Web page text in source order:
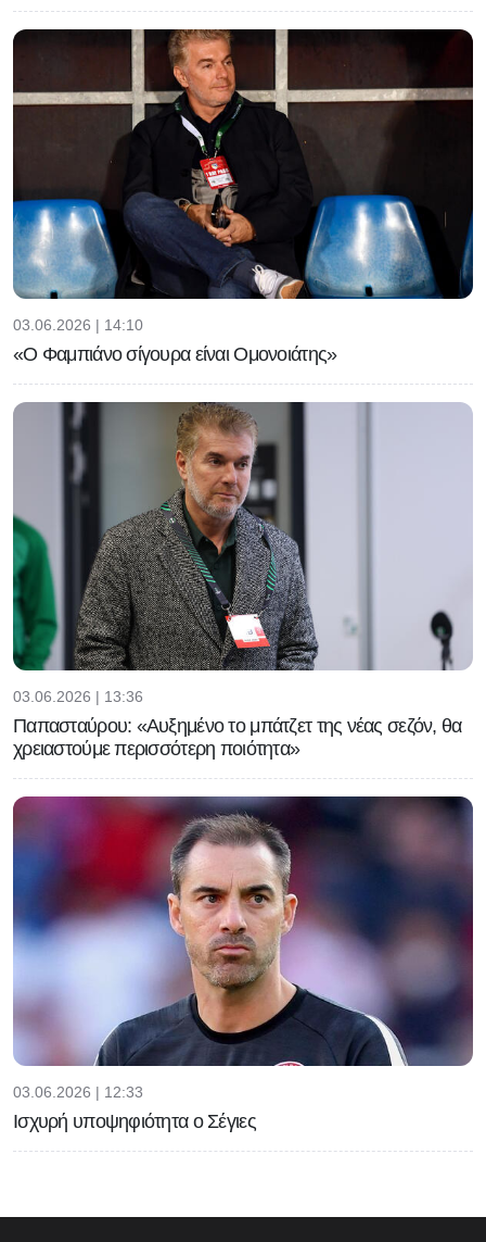
03.06.2026 | 14:10
«Ο Φαμπιάνο σίγουρα είναι Ομονοιάτης»
03.06.2026 | 13:36
Παπασταύρου: «Αυξημένο το μπάτζετ της νέας σεζόν, θα
χρειαστούμε περισσότερη ποιότητα»
03.06.2026 | 12:33
Ισχυρή υποψηφιότητα ο Σέγιες